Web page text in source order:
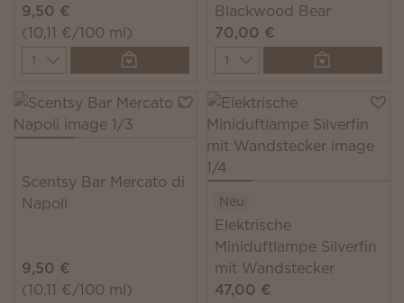
9,50 €
(10,11 €/100 ml)
Quantity
Blackwood Bear
70,00 €
Quantity
Scentsy Bar Mercato di
Napoli
9,50 €
(10,11 €/100 ml)
Neu
Elektrische
Miniduftlampe Silverfin
mit Wandstecker
47,00 €